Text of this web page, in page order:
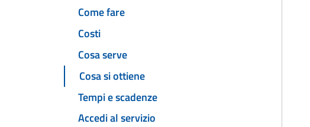
Come fare
Costi
Cosa serve
Cosa si ottiene
Tempi e scadenze
Accedi al servizio